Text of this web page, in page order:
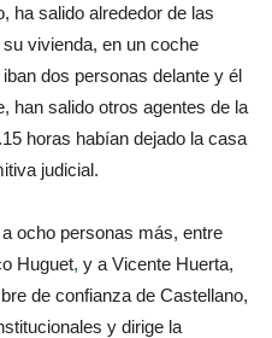
ha salido alrededor de las
vivienda, en un coche
dos personas delante y él
han salido otros agentes de la
horas habían dejado la casa
judicial.
ocho personas más, entre
Huguet, y a Vicente Huerta,
de confianza de Castellano,
y dirige la